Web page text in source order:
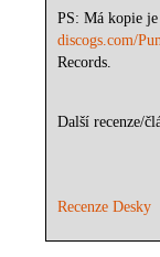
PS: Má kopie
discogs.com/
Records.
Další recenze/
Recenze Desky